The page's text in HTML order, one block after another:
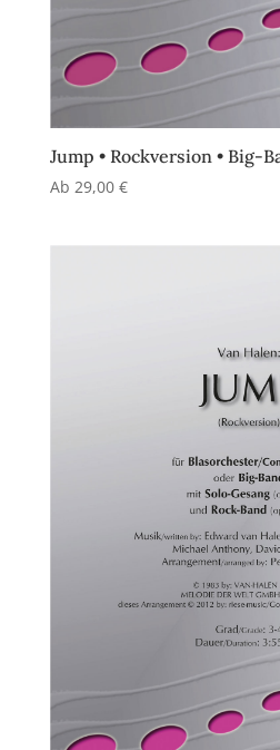
Jump • Rockversion • Big-
Ab 29,00 €